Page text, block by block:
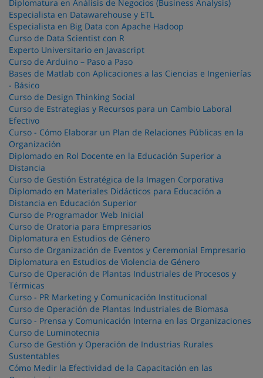
Diplomatura en Análisis de Negocios (Business Analysis)
Especialista en Datawarehouse y ETL
Especialista en Big Data con Apache Hadoop
Curso de Data Scientist con R
Experto Universitario en Javascript
Curso de Arduino – Paso a Paso
Bases de Matlab con Aplicaciones a las Ciencias e Ingenierías
- Básico
Curso de Design Thinking Social
Curso de Estrategias y Recursos para un Cambio Laboral
Efectivo
Curso - Cómo Elaborar un Plan de Relaciones Públicas en la
Organización
Diplomado en Rol Docente en la Educación Superior a
Distancia
Curso de Gestión Estratégica de la Imagen Corporativa
Diplomado en Materiales Didácticos para Educación a
Distancia en Educación Superior
Curso de Programador Web Inicial
Curso de Oratoria para Empresarios
Diplomatura en Estudios de Género
Curso de Organización de Eventos y Ceremonial Empresario
Diplomatura en Estudios de Violencia de Género
Curso de Operación de Plantas Industriales de Procesos y
Térmicas
Curso - PR Marketing y Comunicación Institucional
Curso de Operación de Plantas Industriales de Biomasa
Curso - Prensa y Comunicación Interna en las Organizaciones
Curso de Luminotecnia
Curso de Gestión y Operación de Industrias Rurales
Sustentables
Cómo Medir la Efectividad de la Capacitación en las